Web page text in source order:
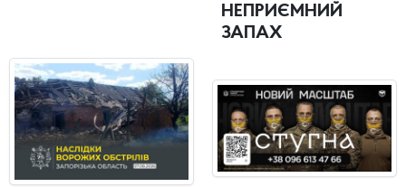
НЕПРИЄМНИЙ
ЗАПАХ